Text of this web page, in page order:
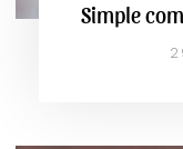
Simple